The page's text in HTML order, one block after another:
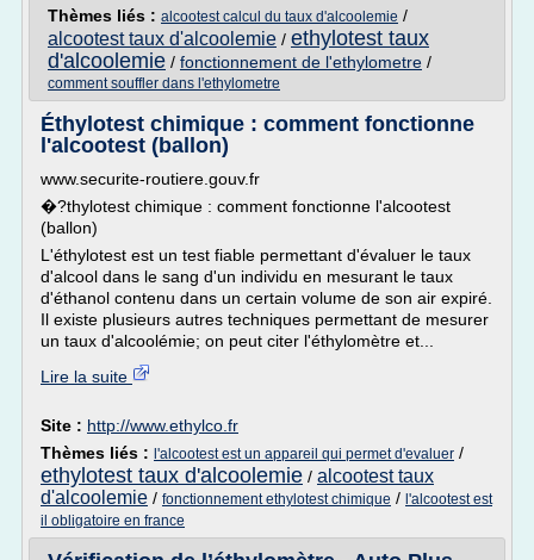
Thèmes liés : alcootest calcul du taux d'alcoolemie /
alcootest taux d'alcoolemie / ethylotest taux
d'alcoolemie / fonctionnement de l'ethylometre /
comment souffler dans l'ethylometre
Éthylotest chimique : comment fonctionne
l'alcootest (ballon)
www.securite-routiere.gouv.fr
�?thylotest chimique : comment fonctionne l'alcootest
(ballon)
L'éthylotest est un test fiable permettant d'évaluer le taux
d'alcool dans le sang d'un individu en mesurant le taux
d'éthanol contenu dans un certain volume de son air expiré.
Il existe plusieurs autres techniques permettant de mesurer
un taux d'alcoolémie; on peut citer l'éthylomètre et...
Lire la suite
Site : http://www.ethylco.fr
Thèmes liés : l'alcootest est un appareil qui permet d'evaluer /
ethylotest taux d'alcoolemie / alcootest taux
d'alcoolemie / fonctionnement ethylotest chimique / l'alcootest est
il obligatoire en france